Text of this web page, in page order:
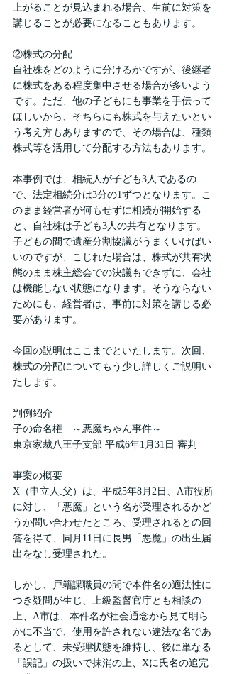
上がることが見込まれる場合、生前に対策を
講じることが必要になることもあります。
②株式の分配
自社株をどのように分けるかですが、後継者
に株式をある程度集中させる場合が多いよう
です。ただ、他の子どもにも事業を手伝って
ほしいから、そちらにも株式を与えたいとい
う考え方もありますので、その場合は、種類
株式等を活用して分配する方法もあります。
本事例では、相続人が子ども3人であるの
で、法定相続分は3分の1ずつとなります。こ
のまま経営者が何もせずに相続が開始する
と、自社株は子ども3人の共有となります。
子どもの間で遺産分割協議がうまくいけばい
いのですが、こじれた場合は、株式が共有状
態のまま株主総会での決議もできずに、会社
は機能しない状態になります。そうならない
ためにも、経営者は、事前に対策を講じる必
要があります。
今回の説明はここまでといたします。次回、
株式の分配についてもう少し詳しくご説明い
たします。
判例紹介
子の命名権　～悪魔ちゃん事件～
東京家裁八王子支部 平成6年1月31日 審判
事案の概要
X（申立人:父）は、平成5年8月2日、A市役所
に対し、「悪魔」という名が受理されるかど
うか問い合わせたところ、受理されるとの回
答を得て、同月11日に長男「悪魔」の出生届
出をなし受理された。
しかし、戸籍課職員の間で本件名の適法性に
つき疑問が生じ、上級監督官庁とも相談の
上、A市は、本件名が社会通念から見て明ら
かに不当で、使用を許されない違法な名であ
るとして、未受理状態を維持し、後に単なる
「誤記」の扱いで抹消の上、Xに氏名の追完